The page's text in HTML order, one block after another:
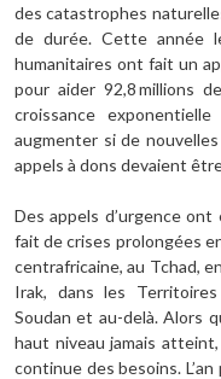
des catastrophes
de durée. Cette année
humanitaires ont fait un
pour aider 92,8 millions
croissance
augmenter si de
appels à dons devaient
Des appels d’urgence
fait de crises prolongées
centrafricaine, au Tchad,
Irak, dans les
Soudan et au-delà. Alors
haut niveau jamais
continue des besoins.